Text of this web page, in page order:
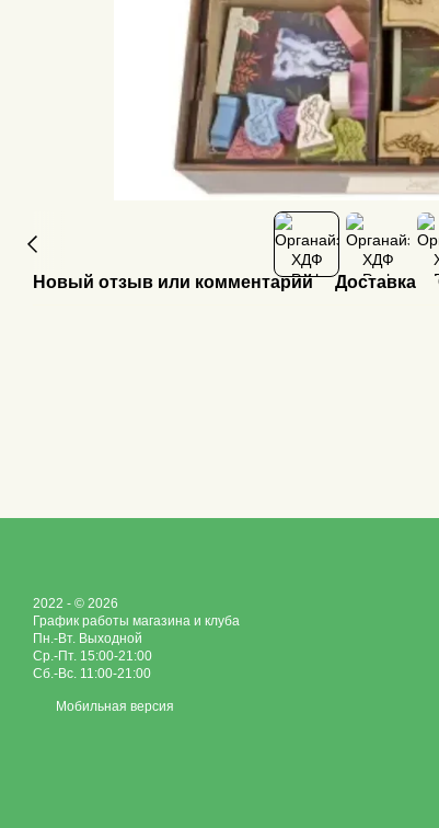
Новый отзыв или комментарий Доставка
2022 - © 2026
График работы магазина и клуба
Пн.-Вт. Выходной
Ср.-Пт. 15:00-21:00
Сб.-Вс. 11:00-21:00
Мобильная версия